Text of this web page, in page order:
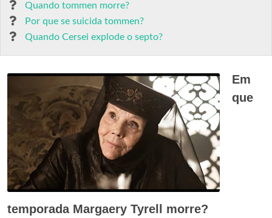
Quando tommen morre?
Por que se suicida tommen?
Quando Cersei explode o septo?
Em
que
temporada Margaery Tyrell morre?